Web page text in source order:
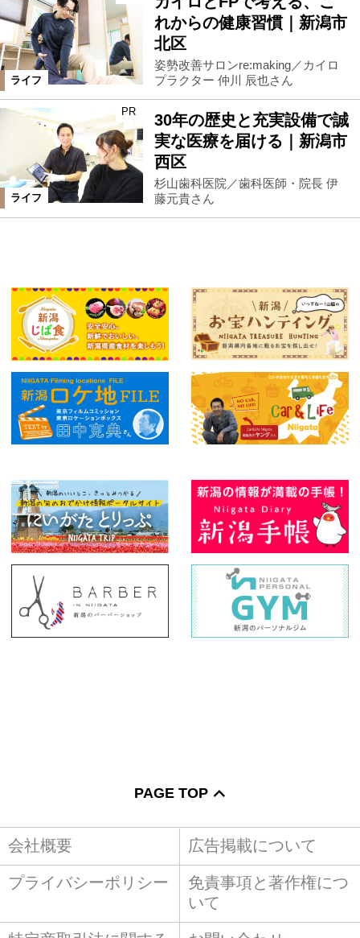
ライフ
れからの健康習慣｜新潟市
北区
姿勢改善サロンre:making／カイロ
プラクター 仲川 辰也さん
ライフ
PR
30年の歴史と充実設備で誠
実な医療を届ける｜新潟市
西区
杉山歯科医院／歯科医師・院長 伊
藤元貴さん
PAGE TOP
会社概要 広告掲載について
プライバシーポリシー
免責事項と著作権につ
いて